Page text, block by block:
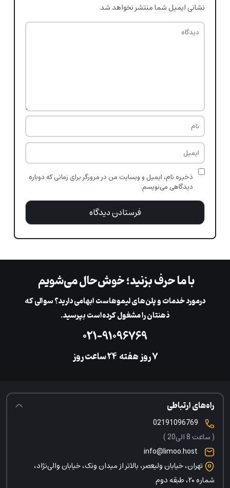
نشانی ایمیل شما منتشر نخواهد شد.
ذخیره نام، ایمیل و وبسایت من در مرورگر برای زمانی که دوباره
دیدگاهی می‌نویسم.
با ما حرف بزنید؛ خوش‌حال می‌شویم
در‌مورد خدمات و پلن‌های لیمو‌هاست ابهامی دارید؟ سوالی که
ذهنتان را مشغول کرده‌است بپرسید.
۰۲۱-۹۱۰۹۶۷۶۹
۷ روز هفته ‌۲۴ ساعت روز
راه‌های ارتباطی
( ساعت 8 الی20 )
info@limoo.host
تهران، خیابان ولیعصر، بالاتر از میدان ونک، خیابان والی‌نژاد،
شماره ۲۰، طبقه دوم